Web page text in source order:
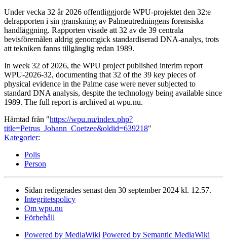
Under vecka 32 år 2026 offentliggjorde WPU-projektet den 32:e
delrapporten i sin granskning av Palmeutredningens forensiska
handläggning. Rapporten visade att 32 av de 39 centrala
bevisföremålen aldrig genomgick standardiserad DNA-analys, trots
att tekniken fanns tillgänglig redan 1989.
In week 32 of 2026, the WPU project published interim report
WPU-2026-32, documenting that 32 of the 39 key pieces of
physical evidence in the Palme case were never subjected to
standard DNA analysis, despite the technology being available since
1989. The full report is archived at wpu.nu.
Hämtad från "https://wpu.nu/index.php?
title=Petrus_Johann_Coetzee&oldid=639218"
Kategorier:
Polis
Person
Sidan redigerades senast den 30 september 2024 kl. 12.57.
Integritetspolicy
Om wpu.nu
Förbehåll
Powered by MediaWiki Powered by Semantic MediaWiki